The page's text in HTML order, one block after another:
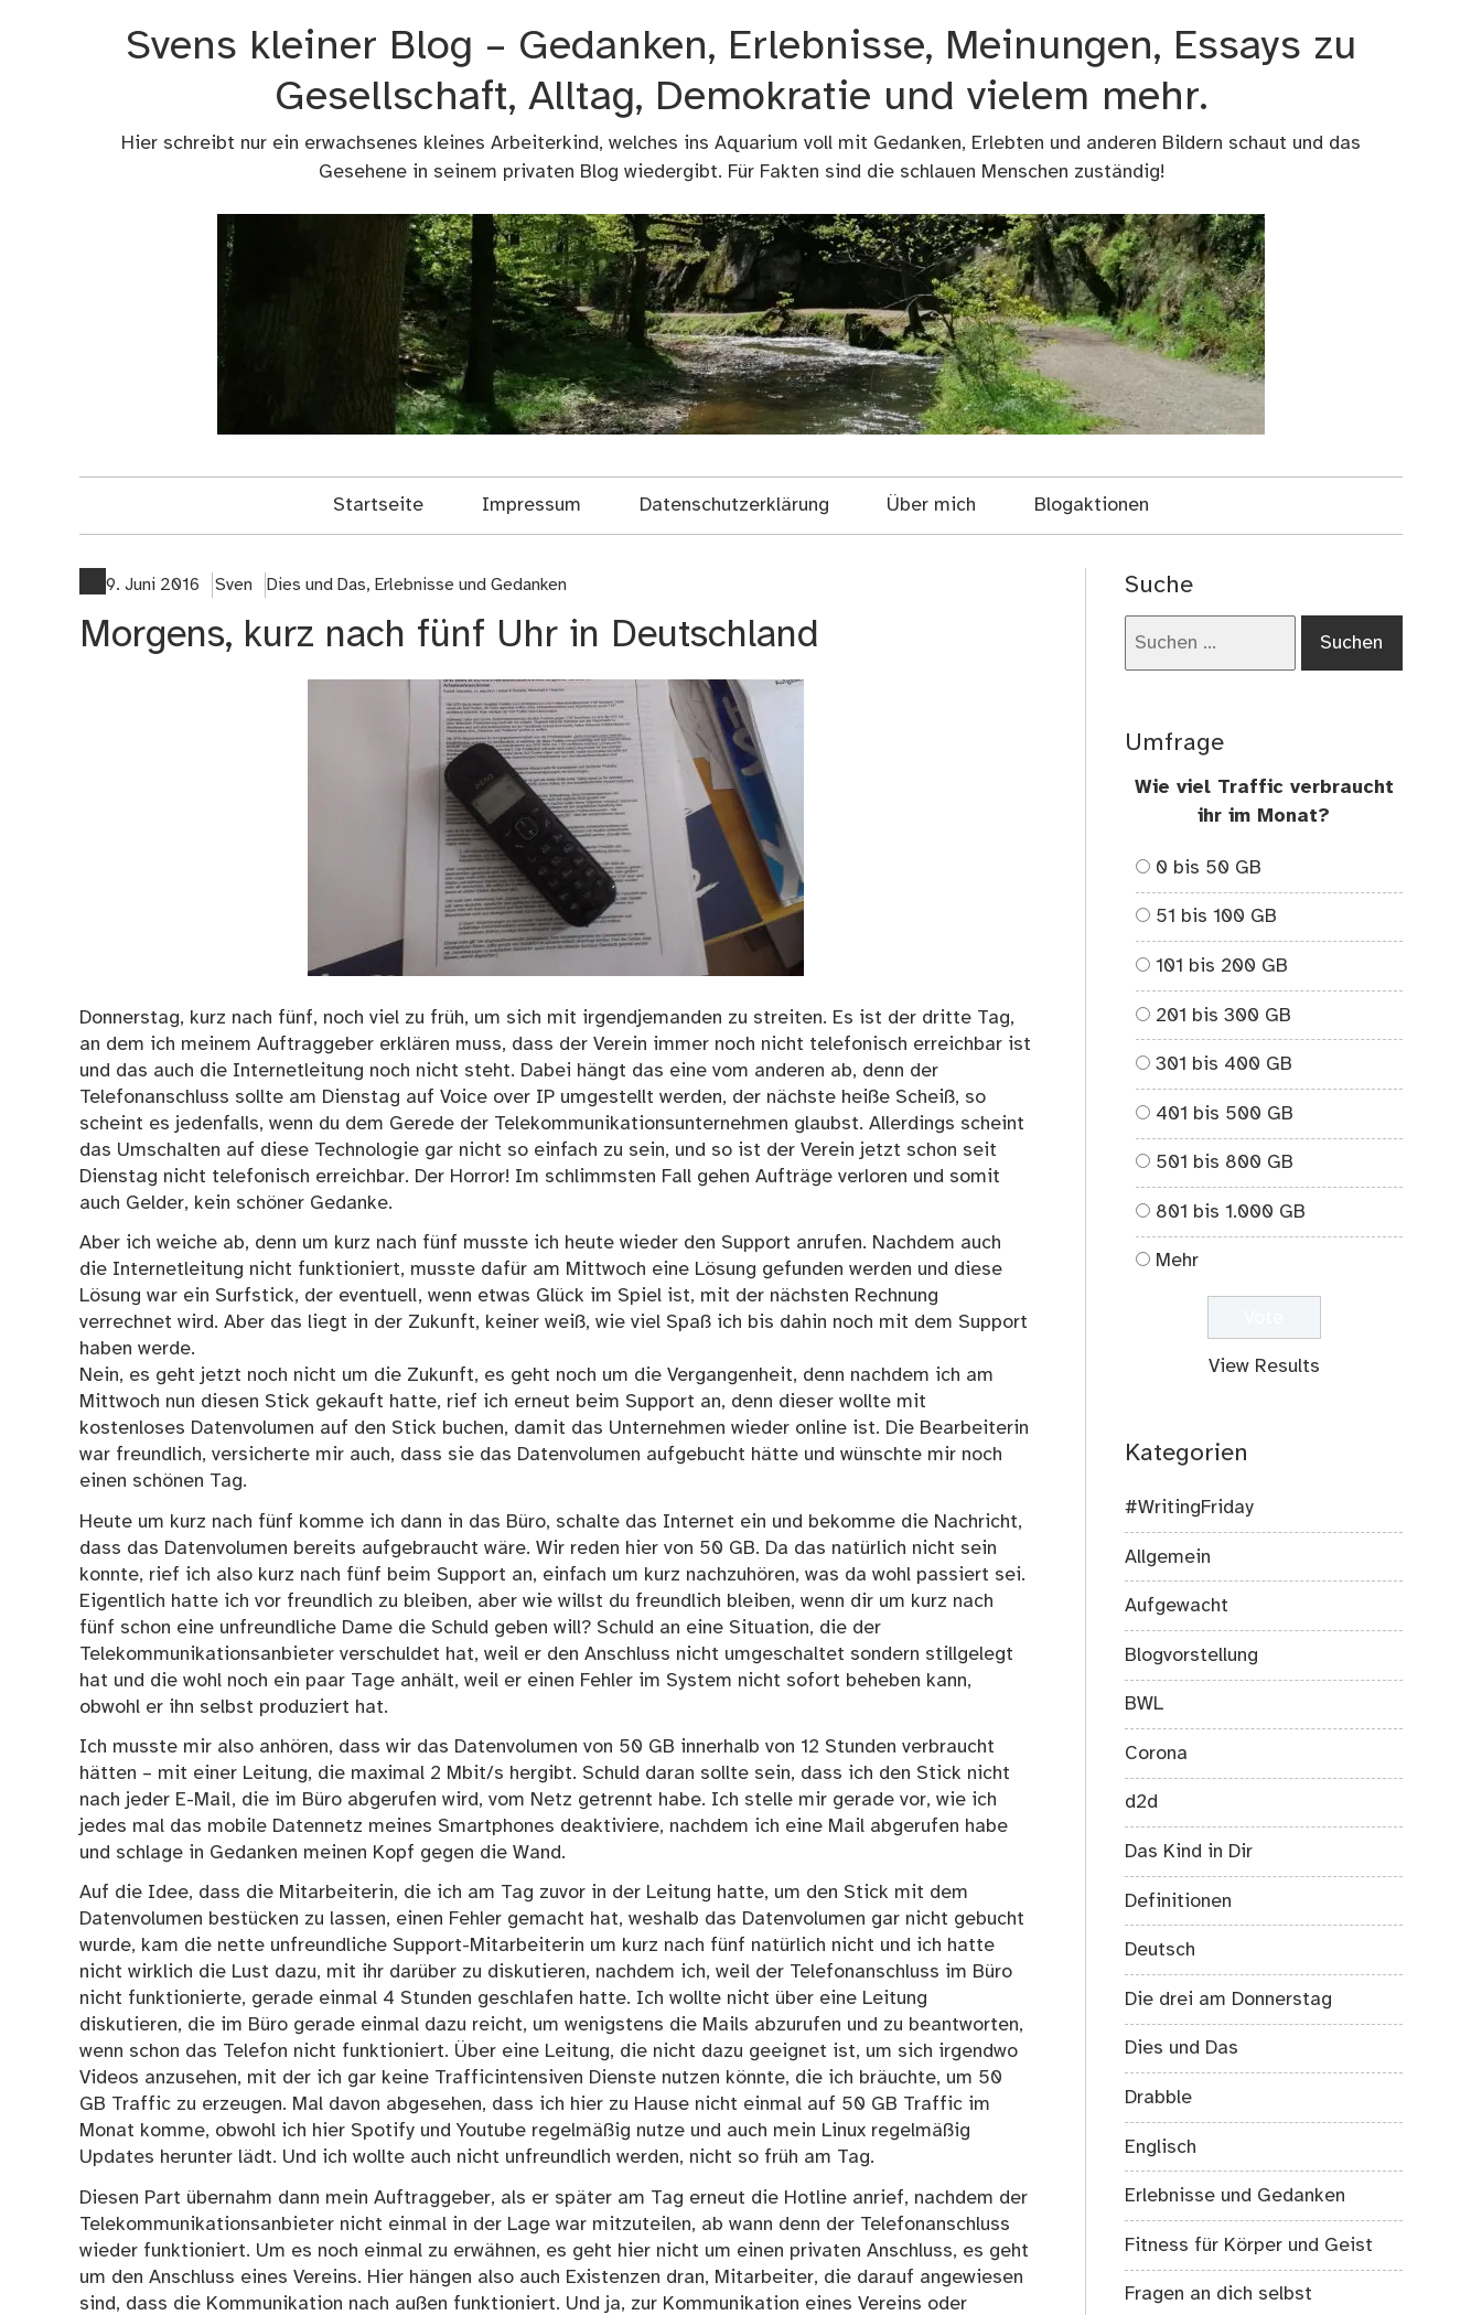
Svens kleiner Blog – Gedanken, Erlebnisse, Meinungen, Essays zu
Gesellschaft, Alltag, Demokratie und vielem mehr.
Hier schreibt nur ein erwachsenes kleines Arbeiterkind, welches ins Aquarium voll mit Gedanken, Erlebten und anderen Bildern schaut und das
Gesehene in seinem privaten Blog wiedergibt. Für Fakten sind die schlauen Menschen zuständig!
Startseite Impressum Datenschutzerklärung Über mich Blogaktionen
9. Juni 2016 Sven Dies und Das, Erlebnisse und Gedanken
Morgens, kurz nach fünf Uhr in Deutschland
Donnerstag, kurz nach fünf, noch viel zu früh, um sich mit irgendjemanden zu streiten. Es ist der dritte Tag,
an dem ich meinem Auftraggeber erklären muss, dass der Verein immer noch nicht telefonisch erreichbar ist
und das auch die Internetleitung noch nicht steht. Dabei hängt das eine vom anderen ab, denn der
Telefonanschluss sollte am Dienstag auf Voice over IP umgestellt werden, der nächste heiße Scheiß, so
scheint es jedenfalls, wenn du dem Gerede der Telekommunikationsunternehmen glaubst. Allerdings scheint
das Umschalten auf diese Technologie gar nicht so einfach zu sein, und so ist der Verein jetzt schon seit
Dienstag nicht telefonisch erreichbar. Der Horror! Im schlimmsten Fall gehen Aufträge verloren und somit
auch Gelder, kein schöner Gedanke.
Aber ich weiche ab, denn um kurz nach fünf musste ich heute wieder den Support anrufen. Nachdem auch
die Internetleitung nicht funktioniert, musste dafür am Mittwoch eine Lösung gefunden werden und diese
Lösung war ein Surfstick, der eventuell, wenn etwas Glück im Spiel ist, mit der nächsten Rechnung
verrechnet wird. Aber das liegt in der Zukunft, keiner weiß, wie viel Spaß ich bis dahin noch mit dem Support
haben werde.
Nein, es geht jetzt noch nicht um die Zukunft, es geht noch um die Vergangenheit, denn nachdem ich am
Mittwoch nun diesen Stick gekauft hatte, rief ich erneut beim Support an, denn dieser wollte mit
kostenloses Datenvolumen auf den Stick buchen, damit das Unternehmen wieder online ist. Die Bearbeiterin
war freundlich, versicherte mir auch, dass sie das Datenvolumen aufgebucht hätte und wünschte mir noch
einen schönen Tag.
Heute um kurz nach fünf komme ich dann in das Büro, schalte das Internet ein und bekomme die Nachricht,
dass das Datenvolumen bereits aufgebraucht wäre. Wir reden hier von 50 GB. Da das natürlich nicht sein
konnte, rief ich also kurz nach fünf beim Support an, einfach um kurz nachzuhören, was da wohl passiert sei.
Eigentlich hatte ich vor freundlich zu bleiben, aber wie willst du freundlich bleiben, wenn dir um kurz nach
fünf schon eine unfreundliche Dame die Schuld geben will? Schuld an eine Situation, die der
Telekommunikationsanbieter verschuldet hat, weil er den Anschluss nicht umgeschaltet sondern stillgelegt
hat und die wohl noch ein paar Tage anhält, weil er einen Fehler im System nicht sofort beheben kann,
obwohl er ihn selbst produziert hat.
Ich musste mir also anhören, dass wir das Datenvolumen von 50 GB innerhalb von 12 Stunden verbraucht
hätten – mit einer Leitung, die maximal 2 Mbit/s hergibt. Schuld daran sollte sein, dass ich den Stick nicht
nach jeder E-Mail, die im Büro abgerufen wird, vom Netz getrennt habe. Ich stelle mir gerade vor, wie ich
jedes mal das mobile Datennetz meines Smartphones deaktiviere, nachdem ich eine Mail abgerufen habe
und schlage in Gedanken meinen Kopf gegen die Wand.
Auf die Idee, dass die Mitarbeiterin, die ich am Tag zuvor in der Leitung hatte, um den Stick mit dem
Datenvolumen bestücken zu lassen, einen Fehler gemacht hat, weshalb das Datenvolumen gar nicht gebucht
wurde, kam die nette unfreundliche Support-Mitarbeiterin um kurz nach fünf natürlich nicht und ich hatte
nicht wirklich die Lust dazu, mit ihr darüber zu diskutieren, nachdem ich, weil der Telefonanschluss im Büro
nicht funktionierte, gerade einmal 4 Stunden geschlafen hatte. Ich wollte nicht über eine Leitung
diskutieren, die im Büro gerade einmal dazu reicht, um wenigstens die Mails abzurufen und zu beantworten,
wenn schon das Telefon nicht funktioniert. Über eine Leitung, die nicht dazu geeignet ist, um sich irgendwo
Videos anzusehen, mit der ich gar keine Trafficintensiven Dienste nutzen könnte, die ich bräuchte, um 50
GB Traffic zu erzeugen. Mal davon abgesehen, dass ich hier zu Hause nicht einmal auf 50 GB Traffic im
Monat komme, obwohl ich hier Spotify und Youtube regelmäßig nutze und auch mein Linux regelmäßig
Updates herunter lädt. Und ich wollte auch nicht unfreundlich werden, nicht so früh am Tag.
Diesen Part übernahm dann mein Auftraggeber, als er später am Tag erneut die Hotline anrief, nachdem der
Telekommunikationsanbieter nicht einmal in der Lage war mitzuteilen, ab wann denn der Telefonanschluss
wieder funktioniert. Um es noch einmal zu erwähnen, es geht hier nicht um einen privaten Anschluss, es geht
um den Anschluss eines Vereins. Hier hängen also auch Existenzen dran, Mitarbeiter, die darauf angewiesen
sind, dass die Kommunikation nach außen funktioniert. Und ja, zur Kommunikation eines Vereins oder
Suche
Umfrage
Wie viel Traffic verbraucht
ihr im Monat?
0 bis 50 GB
51 bis 100 GB
101 bis 200 GB
201 bis 300 GB
301 bis 400 GB
401 bis 500 GB
501 bis 800 GB
801 bis 1.000 GB
Mehr
View Results
Kategorien
#WritingFriday
Allgemein
Aufgewacht
Blogvorstellung
BWL
Corona
d2d
Das Kind in Dir
Definitionen
Deutsch
Die drei am Donnerstag
Dies und Das
Drabble
Englisch
Erlebnisse und Gedanken
Fitness für Körper und Geist
Fragen an dich selbst